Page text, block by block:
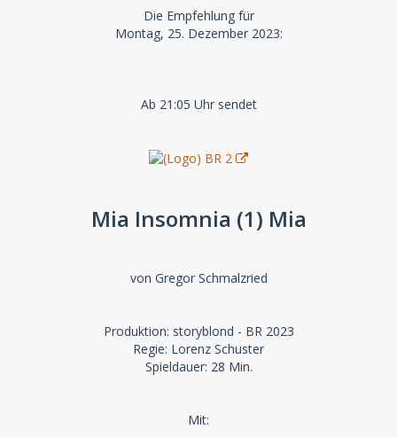
Die Empfehlung für
Montag, 25. Dezember 2023:
Ab 21:05 Uhr sendet
Mia Insomnia (1) Mia
von Gregor Schmalzried
Produktion: storyblond - BR 2023
Regie: Lorenz Schuster
Spieldauer: 28 Min.
Mit: